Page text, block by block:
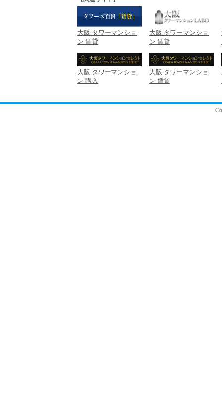
大阪 タワーマンショ
ン 賃貸
大阪 タワーマンショ
ン 賃貸
大阪 タワーマンショ
ン 購入
大阪 タワーマンショ
ン 賃貸